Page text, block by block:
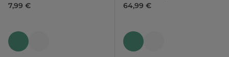
7,99 € 64,99 €